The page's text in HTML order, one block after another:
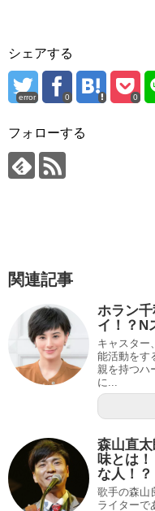
シェアする
error 0 0
フォローする
関連記事
ホラン
イ！？N
キャスター
能活動をす
親を持つハ
に...
森山直
味とは
な人！？
歌手の森山
ライターで